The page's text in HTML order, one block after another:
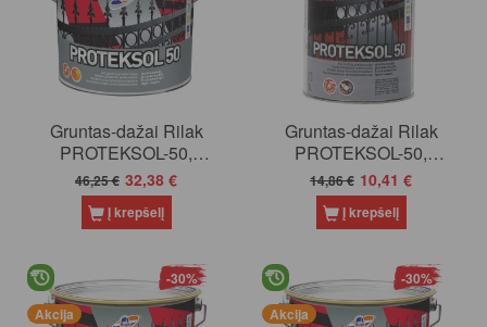
Gruntas-dažai Rilak
PROTEKSOL-50,
baltas, 2.7 l
46,25 € 32,38 €
Į krepšelį
Gruntas-dažai Rilak
PROTEKSOL-50,
geltoni, 0.9 l
14,86 € 10,41 €
Į krepšelį
Akcija
-30%
Akcija
-30%